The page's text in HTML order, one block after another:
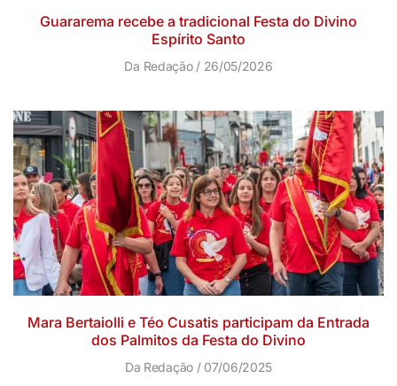
Guararema recebe a tradicional Festa do Divino
Espírito Santo
Da Redação 26/05/2026
Mara Bertaiolli e Téo Cusatis participam da Entrada
dos Palmitos da Festa do Divino
Da Redação 07/06/2025